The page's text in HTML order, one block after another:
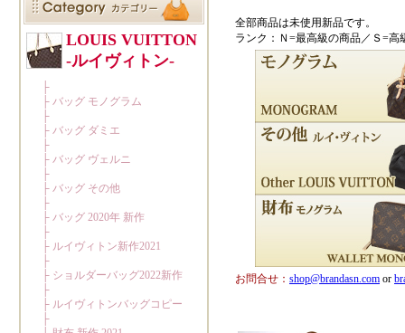
全部商品は未使用新品です。
ランク：Ｎ=最高級の商品／Ｓ=高
お問合せ： shop@brandasn.com or